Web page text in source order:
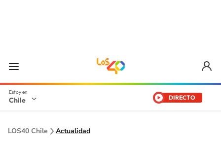
Chile DIRECTO
LOS40 Chile Actualidad